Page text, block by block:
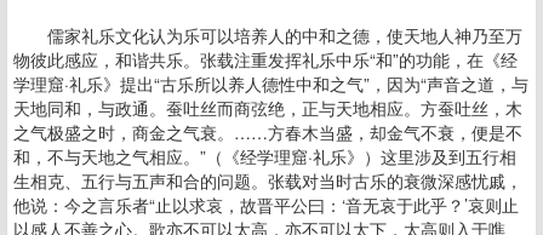
儒家礼乐文化认为乐可以培养人的中和之德，使天地人神乃至万
物彼此感应，和谐共乐。张载注重发挥礼乐中乐“和”的功能，在《经
学理窟·礼乐》提出“古乐所以养人德性中和之气”，因为“声音之道，与
天地同和，与政通。蚕吐丝而商弦绝，正与天地相应。方蚕吐丝，木
之气极盛之时，商金之气衰。……方春木当盛，却金气不衰，便是不
和，不与天地之气相应。”（《经学理窟·礼乐》）这里涉及到五行相
生相克、五行与五声和合的问题。张载对当时古乐的衰微深感忧戚，
他说：今之言乐者“止以求哀，故晋平公曰：‘音无哀于此乎？’哀则止
以感人不善之心。歌亦不可以太高，亦不可以太下，太高则入于噍